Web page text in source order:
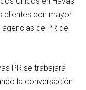
clientes con mayor
de PR del
PR se trabajará
la conversación